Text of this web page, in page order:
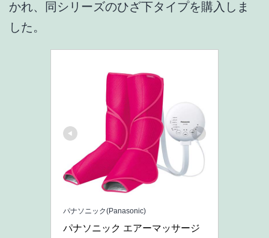
かれ、同シリーズのひざ下タイプを購入しま
した。
パナソニック(Panasonic)
パナソニック エアーマッサージ